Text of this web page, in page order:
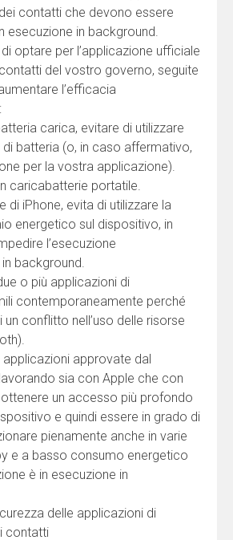
contatti che devono essere
esecuzione in background.
optare per l’applicazione ufficiale
del vostro governo, seguite
l’efficacia
carica, evitare di utilizzare
batteria (o, in caso affermativo,
per la vostra applicazione).
caricabatterie portatile.
di iPhone, evita di utilizzare la
energetico sul dispositivo, in
l’esecuzione
background.
o più applicazioni di
contemporaneamente perché
conflitto nell’uso delle risorse
applicazioni approvate dal
sia con Apple che con
un accesso più profondo
e quindi essere in grado di
pienamente anche in varie
e a basso consumo energetico
è in esecuzione in
delle applicazioni di
contatti